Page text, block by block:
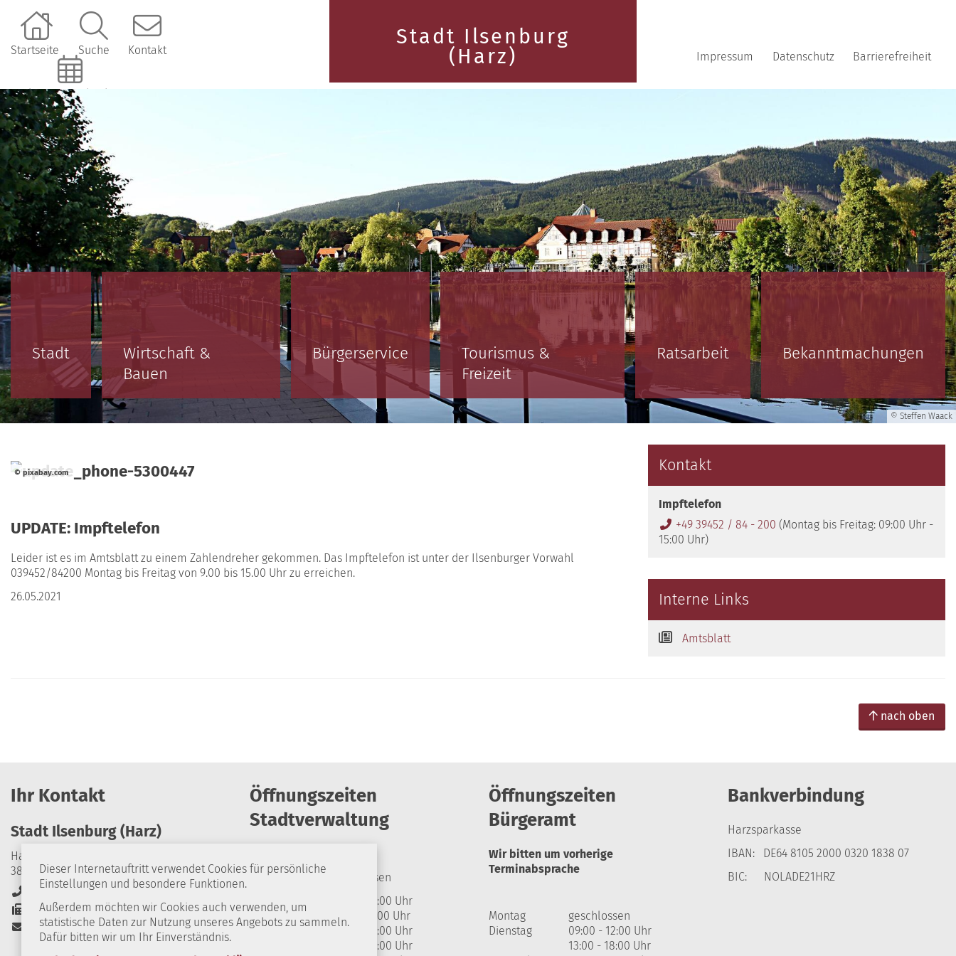
Dieser Internetauftritt verwendet Cookies für persönliche
Einstellungen und besondere Funktionen.
Außerdem möchten wir Cookies auch verwenden, um
statistische Daten zur Nutzung unseres Angebots zu sammeln.
Dafür bitten wir um Ihr Einverständnis.
Startseite Suche Kontakt
Online-Terminbuchung
Stadt Ilsenburg
(Harz)
Impressum Datenschutz Barrierefreiheit
Stadt
Wirtschaft &
Bauen
Bürgerservice
Tourismus &
Freizeit
Ratsarbeit Bekanntmachungen
© Steffen Waack
© pixabay.com
UPDATE: Impftelefon
Leider ist es im Amtsblatt zu einem Zahlendreher gekommen. Das Impftelefon ist unter der Ilsenburger Vorwahl
039452/84200 Montag bis Freitag von 9.00 bis 15.00 Uhr zu erreichen.
26.05.2021
Kontakt
Impftelefon
+49 39452 / 84 - 200 (Montag bis Freitag: 09:00 Uhr -
15:00 Uhr)
Interne Links
Amtsblatt
nach oben
Ihr Kontakt
Stadt Ilsenburg (Harz)
Harzburger Straße 24
38871 Ilsenburg (Harz)
+49 39452 84-0
+49 39452 84-114
Stadt-Ilsenburg@stadt-ilsenburg.de
Öffnungszeiten
Stadtverwaltung
Montag
geschlossen
Dienstag
09:00 - 12:00 Uhr
13:00 - 17:00 Uhr
Mittwoch
09:00 - 12:00 Uhr
09:00 - 12:00 Uhr
Öffnungszeiten
Bürgeramt
Wir bitten um vorherige
Terminabsprache
Montag
geschlossen
Dienstag
09:00 - 12:00 Uhr
13:00 - 18:00 Uhr
Bankverbindung
Harzsparkasse
IBAN: DE64 8105 2000 0320 1838 07
BIC: NOLADE21HRZ